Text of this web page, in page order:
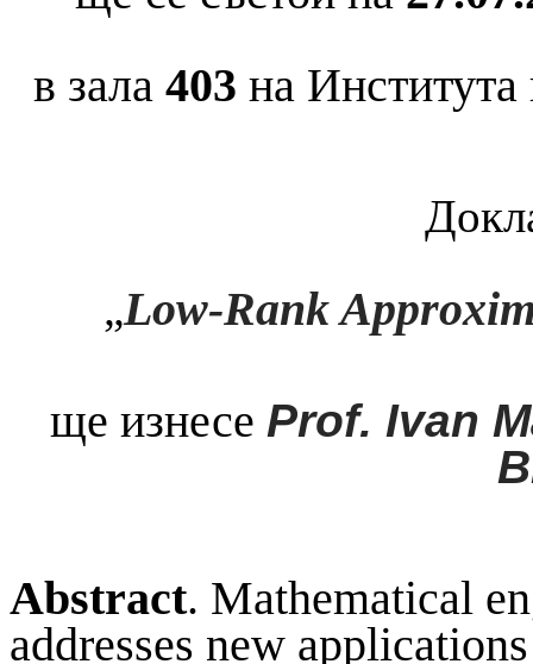
в зала 403 на
„Low-Rank
ще изнесе Prof. Ivan
Abstract. Mathematical
addresses new